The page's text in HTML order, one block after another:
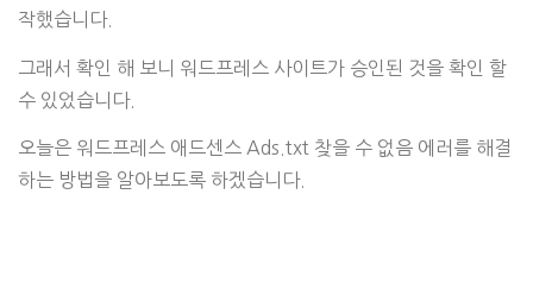
작했습니다.
그래서 확인 해 보니 워드프레스 사이트가 승인된 것을 확인 할
수 있었습니다.
오늘은 워드프레스 애드센스 Ads.txt 찾을 수 없음 에러를 해결
하는 방법을 알아보도록 하겠습니다.